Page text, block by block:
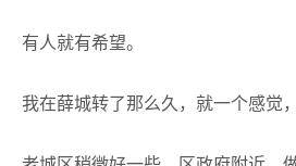
有人就有希望。
我在薛城转了那么久，就一个感觉，